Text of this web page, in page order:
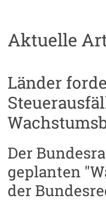
Aktuelle
Länder
Der
geplanten
der